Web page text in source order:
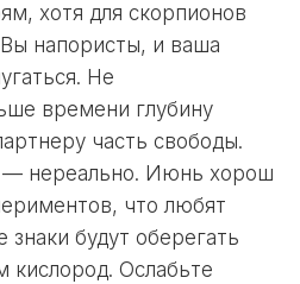
хотя для скорпионов
напористы, и ваша
Не
времени глубину
часть свободы.
— нереально. Июнь хорош
что любят
будут оберегать
кислород. Ослабьте